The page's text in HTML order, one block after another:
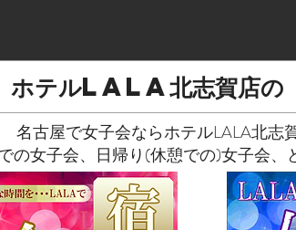
ホテルLALA北志賀店の
名古屋で女子会ならホテルLALA北志
の女子会、日帰り(休憩での)女子会、